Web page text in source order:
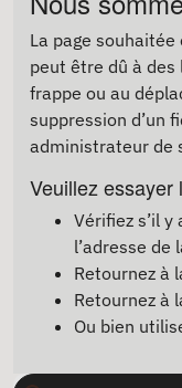
La page
peut être dû à des
frappe ou au
suppression d’un
administrateur de
Veuillez essayer
Vérifiez s’il
l’adresse de
Retournez à
Retournez à
Ou bien